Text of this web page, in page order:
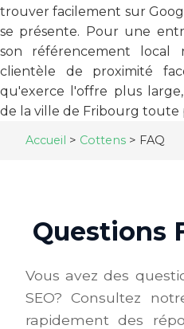
trouver facilement sur
se présente. Pour une
son référencement local
clientèle de proximité
qu'exerce l'offre plus large,
de la ville de Fribourg toute
Accueil > Cottens > FAQ
Questions
Vous avez des
SEO? Consultez
rapidement des